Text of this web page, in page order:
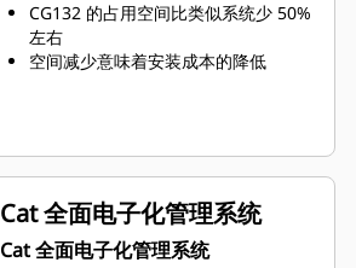
CG132 的占用空间比类似系统少 50%
左右
空间减少意味着安装成本的降低
Cat 全面电子化管理系统
Cat 全面电子化管理系统